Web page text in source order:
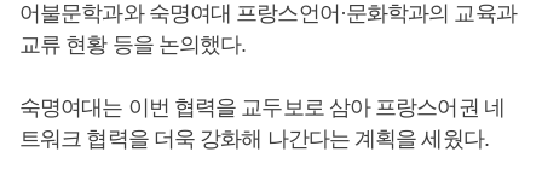
어불문학과와 숙명여대 프랑스언어·문화학과의 교육과
교류 현황 등을 논의했다.
숙명여대는 이번 협력을 교두보로 삼아 프랑스어권 네
트워크 협력을 더욱 강화해 나간다는 계획을 세웠다.